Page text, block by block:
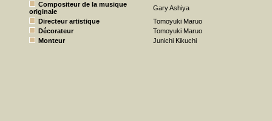
Compositeur de la musique
originale
Gary Ashiya
Directeur artistique
Tomoyuki Maruo
Décorateur
Tomoyuki Maruo
Monteur
Junichi Kikuchi